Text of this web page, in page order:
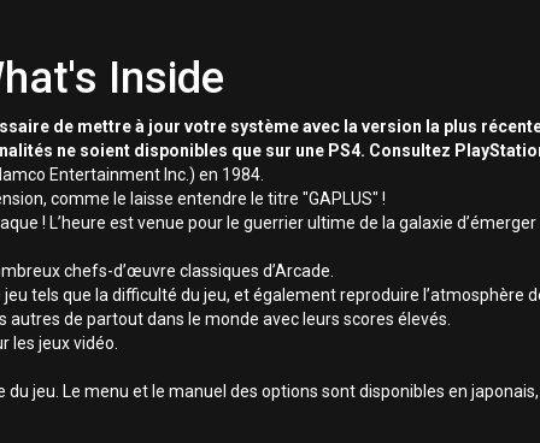
Inside
de mettre à jour votre système avec la version la plus
ne soient disponibles que sur une PS4. Consultez
Entertainment Inc.) en 1984.
comme le laisse entendre le titre "GAPLUS" !
! L’heure est venue pour le guerrier ultime de la galaxie d’émerger
chefs-d’œuvre classiques d’Arcade.
tels que la difficulté du jeu, et également reproduire l’atmosphère
de partout dans le monde avec leurs scores élevés.
les jeux vidéo.
jeu. Le menu et le manuel des options sont disponibles en